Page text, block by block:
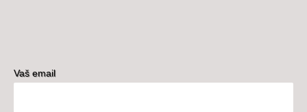
Vaš email